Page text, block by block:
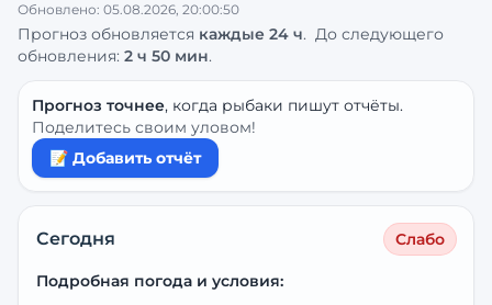
Обновлено: 05.08.2026, 20:00:50
Прогноз обновляется каждые 24 ч. До следующего
обновления: 2 ч 50 мин.
Прогноз точнее, когда рыбаки пишут отчёты.
Поделитесь своим уловом!
📝 Добавить отчёт
Сегодня Слабо
Подробная погода и условия: